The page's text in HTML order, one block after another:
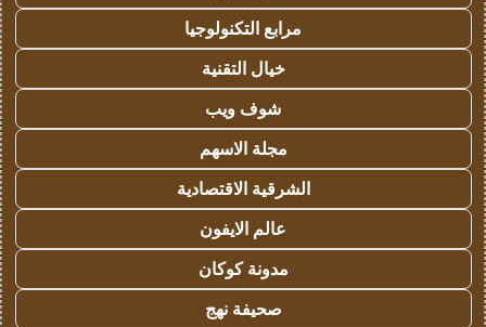
مرابع التكنولوجيا
خيال التقنية
شوف ويب
مجلة الاسهم
الشرقية الاقتصادية
عالم الايفون
مدونة كوكان
صحيفة نهج